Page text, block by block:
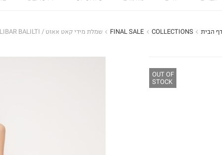
דף הבית COLLECTIONS
FINAL SALE שמלת מידי קאט אאוט / LIBAR BALILTI
OUT OF
STOCK